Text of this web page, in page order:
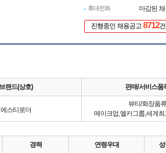
휴대전화 마감된
진행중인 채용공고 8712건
브랜드(상호) 판매/서비스품
에스티로더
뷰티/화장품류
메이크업,엘카그룹,세계
경력 연령우대